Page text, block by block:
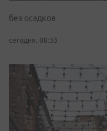
без осадков
сегодня, 08:33